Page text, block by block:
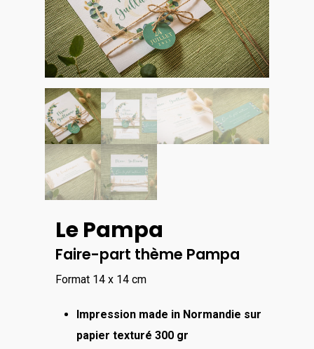
Le Pampa
Faire-part thème Pampa
Format 14 x 14 cm
Impression made in Normandie sur
papier texturé 300 gr